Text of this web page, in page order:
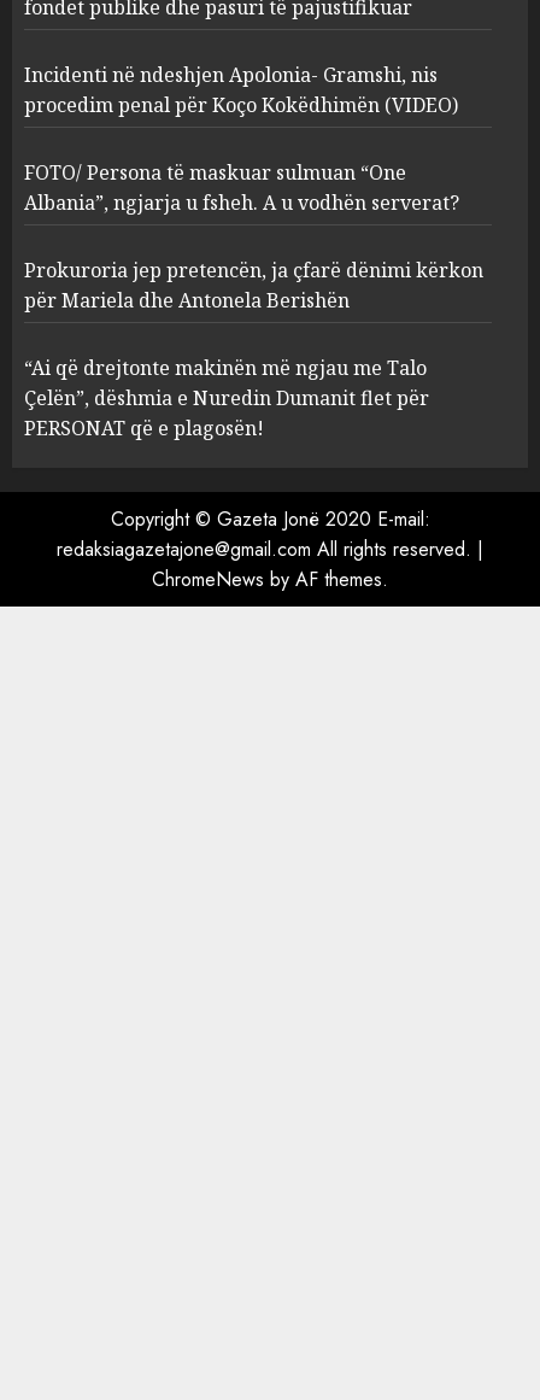
2 MARCH 27, 2025
3
FOTO/ Persona të maskuar
sulmuan “One Albania”,
ngjarja u fsheh. A u vodhën
serverat?
MARCH 25, 2025
4
Prokuroria jep pretencën, ja
çfarë dënimi kërkon për
Berishën
MARCH 25, 2025
ngjau me Talo Çelën”,
dëshmia e Nuredin Dumanit
flet për PERSONAT që e
plagosën!
fondet publike dhe pasuri të pajustifikuar
Incidenti në ndeshjen Apolonia- Gramshi, nis
procedim penal për Koço Kokëdhimën (VIDEO)
FOTO/ Persona të maskuar sulmuan “One
Albania”, ngjarja u fsheh. A u vodhën serverat?
Prokuroria jep pretencën, ja çfarë dënimi kërkon
për Mariela dhe Antonela Berishën
“Ai që drejtonte makinën më ngjau me Talo
Çelën”, dëshmia e Nuredin Dumanit flet për
PERSONAT që e plagosën!
Copyright © Gazeta Jonë 2020 E-mail:
redaksiagazetajone@gmail.com All rights reserved. |
ChromeNews by AF themes.